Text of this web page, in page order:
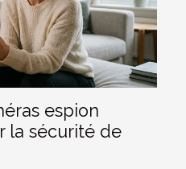
espion
la sécurité de